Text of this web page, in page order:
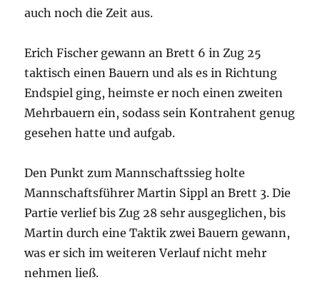
auch noch die Zeit aus.
Erich Fischer gewann an Brett 6 in Zug 25
taktisch einen Bauern und als es in Richtung
Endspiel ging, heimste er noch einen zweiten
Mehrbauern ein, sodass sein Kontrahent genug
gesehen hatte und aufgab.
Den Punkt zum Mannschaftssieg holte
Mannschaftsführer Martin Sippl an Brett 3. Die
Partie verlief bis Zug 28 sehr ausgeglichen, bis
Martin durch eine Taktik zwei Bauern gewann,
was er sich im weiteren Verlauf nicht mehr
nehmen ließ.